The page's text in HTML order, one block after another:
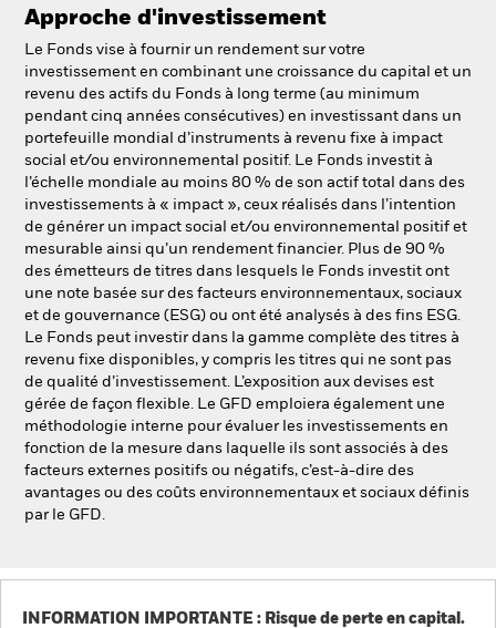
iShares
Aladdin
Notre société
Approche d'investissement
Le Fonds vise à fournir un rendement sur votre
investissement en combinant une croissance du capital et un
revenu des actifs du Fonds à long terme (au minimum
pendant cinq années consécutives) en investissant dans un
portefeuille mondial d’instruments à revenu fixe à impact
social et/ou environnemental positif. Le Fonds investit à
l’échelle mondiale au moins 80 % de son actif total dans des
investissements à « impact », ceux réalisés dans l’intention
de générer un impact social et/ou environnemental positif et
mesurable ainsi qu’un rendement financier. Plus de 90 %
des émetteurs de titres dans lesquels le Fonds investit ont
une note basée sur des facteurs environnementaux, sociaux
et de gouvernance (ESG) ou ont été analysés à des fins ESG.
Le Fonds peut investir dans la gamme complète des titres à
revenu fixe disponibles, y compris les titres qui ne sont pas
de qualité d’investissement. L’exposition aux devises est
gérée de façon flexible. Le GFD emploiera également une
méthodologie interne pour évaluer les investissements en
fonction de la mesure dans laquelle ils sont associés à des
facteurs externes positifs ou négatifs, c’est-à-dire des
avantages ou des coûts environnementaux et sociaux définis
par le GFD.
INFORMATION IMPORTANTE : Risque de perte en capital.